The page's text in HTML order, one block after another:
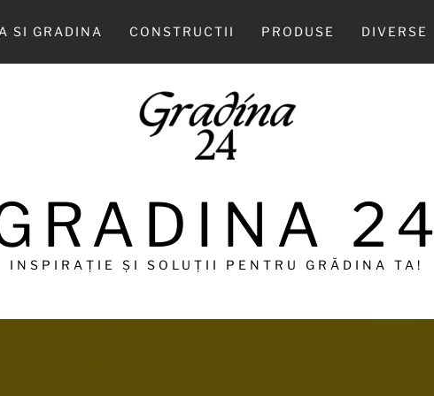
SI GRADINA CONSTRUCTII PRODUSE DIVERSE
24
INSPIRAȚIE ȘI SOLUȚII PENTRU GRĂDINA TA!